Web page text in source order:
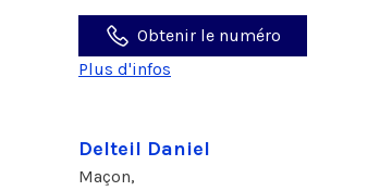
Obtenir le numéro
Plus d'infos
Delteil Daniel
Maçon,